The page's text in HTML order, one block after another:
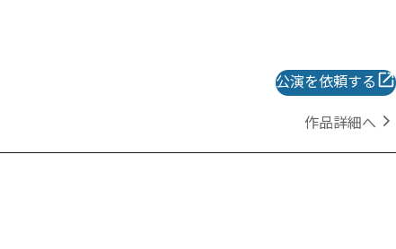
公演を依頼する
作品詳細へ